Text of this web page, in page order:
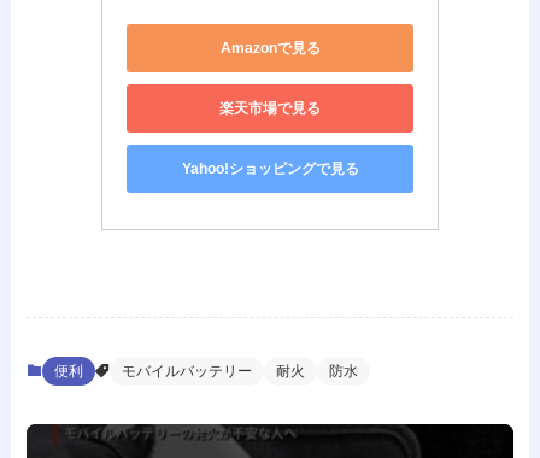
Amazonで見る
楽天市場で見る
Yahoo!ショッピングで見る
便利 モバイルバッテリー 耐火 防水